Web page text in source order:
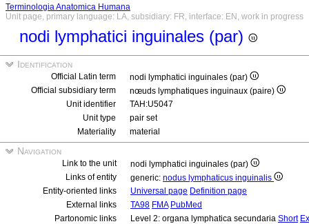
Terminologia Anatomica Humana
Unit page, primary language: LA, subsidiary: FR, interface: EN, work in progress
nodi lymphatici inguinales (par)
Identification
Official Latin term
nodi lymphatici inguinales (par)
Official subsidiary term
nœuds lymphatiques inguinaux (paire)
Unit identifier
TAH:U5047
Unit type
pair set
Materiality
material
Navigation
Link to the unit
nodi lymphatici inguinales (par)
Links of entity
generic: nodus lymphaticus inguinalis
Entity-oriented links
Universal page Definition page
External links
TA98 FMA PubMed
Partonomic links
Level 2: organa lymphatica secundaria Short